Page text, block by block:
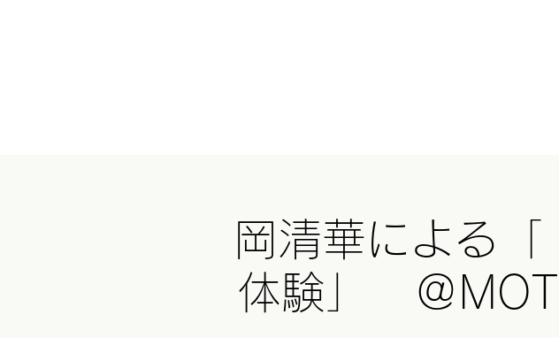
岡清華による
体験」 ＠